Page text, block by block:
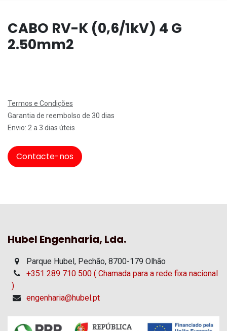
CABO RV-K (0,6/1kV) 4 G
2.50mm2
Termos e Condições
Garantia de reembolso de 30 dias
Envio: 2 a 3 dias úteis
Contacte-nos
Hubel Engenharia, Lda.
Parque Hubel, Pechão, 8700-179 Olhão
+351 289 710 500 ( Chamada para a rede fixa nacional
)
engenharia@hubel.pt